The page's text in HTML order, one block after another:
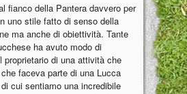
fianco della Pantera davvero per
uno stile fatto di senso della
ma anche di obiettività. Tante
ha avuto modo di
proprietario di una attività che
faceva parte di una Lucca
cui sentiamo una incredibile